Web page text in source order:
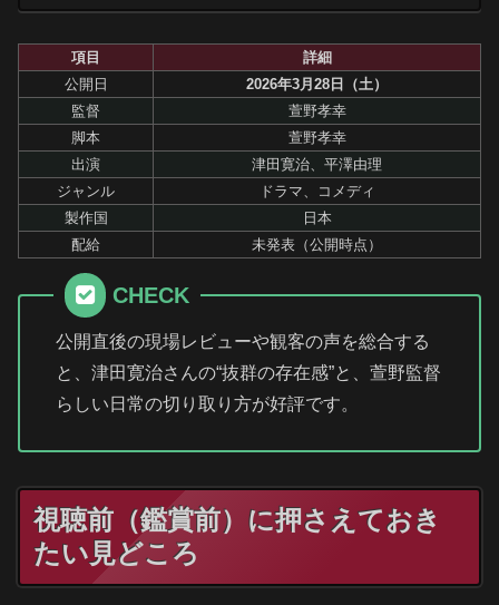
項目
詳細
公開日
2026年3月28日（土）
監督
萱野孝幸
脚本
萱野孝幸
出演
津田寛治、平澤由理
ジャンル
ドラマ、コメディ
製作国
日本
配給
未発表（公開時点）
CHECK
公開直後の現場レビューや観客の声を総合する
と、津田寛治さんの“抜群の存在感”と、萱野監督
らしい日常の切り取り方が好評です。
視聴前（鑑賞前）に押さえておき
たい見どころ